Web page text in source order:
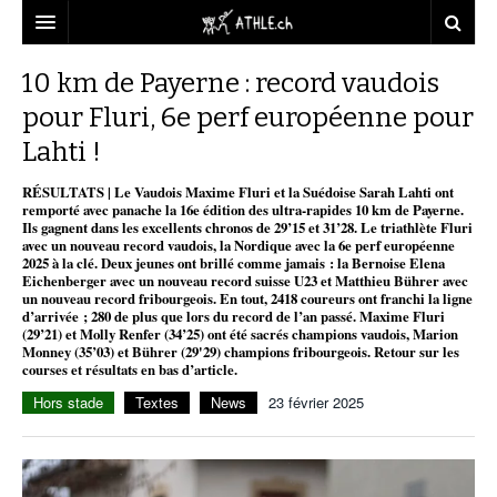
DOSSIERS
CHRONIQUES
TOUT
MICHEL HERREN
REPORTAGES
DOPAGE
GALERIES
STATISTIQUES
STATISTIQUES
MINIMA
PARTENAIRES
CNP
PARTENAIRES
CLUBS PARTENAIRES
PUBLICITÉ
VIDEOS
ATHLE.CH
CLUB D’ATHLÉTISME
NOUS CONTACTER
ATHLE.CH RÉGIONS
ATHLE.CH RÉGIONS | JURA
BIOGRAPHIES
10 km de Payerne : record vaudois
pour Fluri, 6e perf européenne pour
Lahti !
RÉSULTATS | Le Vaudois Maxime Fluri et la Suédoise Sarah Lahti ont
remporté avec panache la 16e édition des ultra-rapides 10 km de Payerne.
Ils gagnent dans les excellents chronos de 29’15 et 31’28. Le triathlète Fluri
avec un nouveau record vaudois, la Nordique avec la 6e perf européenne
2025 à la clé. Deux jeunes ont brillé comme jamais : la Bernoise Elena
Eichenberger avec un nouveau record suisse U23 et Matthieu Bührer avec
un nouveau record fribourgeois. En tout, 2418 coureurs ont franchi la ligne
d’arrivée ; 280 de plus que lors du record de l’an passé. Maxime Fluri
(29’21) et Molly Renfer (34’25) ont été sacrés champions vaudois, Marion
Monney (35’03) et Bührer (29'29) champions fribourgeois. Retour sur les
courses et résultats en bas d’article.
Hors stade Textes News 23 février 2025